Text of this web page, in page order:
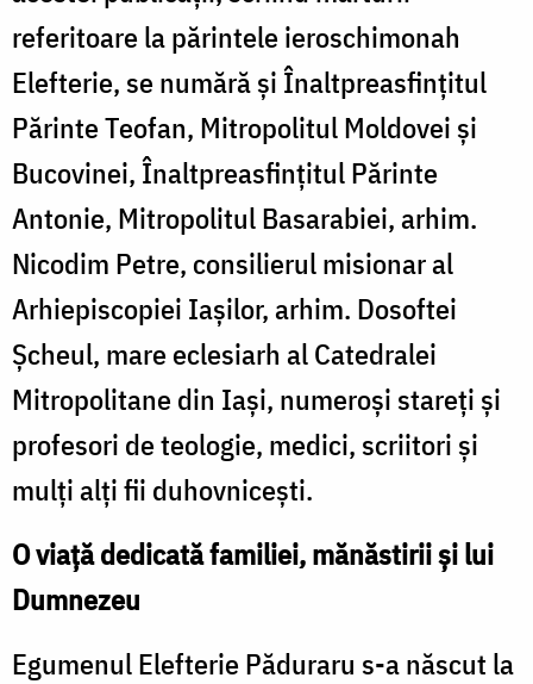
referitoare la părintele ieroschimonah
Elefterie, se numără și Înaltpreasfințitul
Părinte Teofan, Mitropolitul Moldovei și
Bucovinei, Înaltpreasfințitul Părinte
Antonie, Mitropolitul Basarabiei, arhim.
Nicodim Petre, consilierul misionar al
Arhiepiscopiei Iașilor, arhim. Dosoftei
Șcheul, mare eclesiarh al Catedralei
Mitropolitane din Iași, numeroși stareți și
profesori de teologie, medici, scriitori și
mulți alți fii duhovnicești.
O viață dedicată familiei, mănăstirii și lui
Dumnezeu
Egumenul Elefterie Păduraru s-a născut la